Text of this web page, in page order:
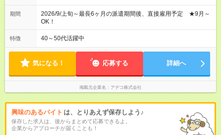
期間
2026/9/上旬～最長6ヶ月の派遣期間後、直接雇用予定 ★9月～
OK！
特徴 40～50代活躍中
気になる！ 応募する 詳細へ
掲載元企業名 アデコ株式会社
興味のあるバイト は、とりあえず保存しよう♪
保存した求人は、後からまとめて応募できるよ。
企業からアプローチが届くことも！